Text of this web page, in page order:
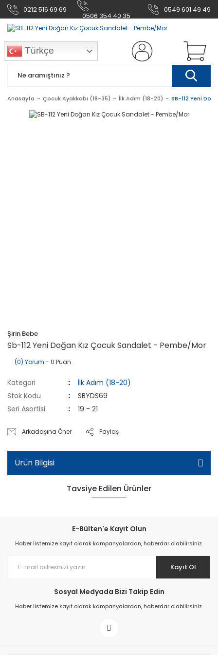
0212 516 69 69
0506 354 40 35
0549 601 49 49
Türkçe
Anasayfa Çocuk Ayakkabı (18-35) İlk Adım (18-20) SB-112 Yeni
Şirin Bebe
Sb-112 Yeni Doğan Kız Çocuk Sandalet - Pembe/Mor
(0) Yorum - 0 Puan
Kategori
İlk Adım (18-20)
Stok Kodu
SBYDS69
Seri Asortisi
19 - 21
Arkadaşına Öner Paylaş
Ürün Bilgisi
Tavsiye Edilen Ürünler
E-Bülten'e Kayıt Olun
Haber listemize kayıt olarak kampanyalardan, haberdar olabilirsiniz.
Kayıt Ol
Sosyal Medyada Bizi Takip Edin
Haber listemize kayıt olarak kampanyalardan, haberdar olabilirsiniz.